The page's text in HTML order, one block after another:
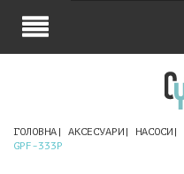
ГОЛОВНА АКСЕСУАРИ НАСОСИ
GPF-333P